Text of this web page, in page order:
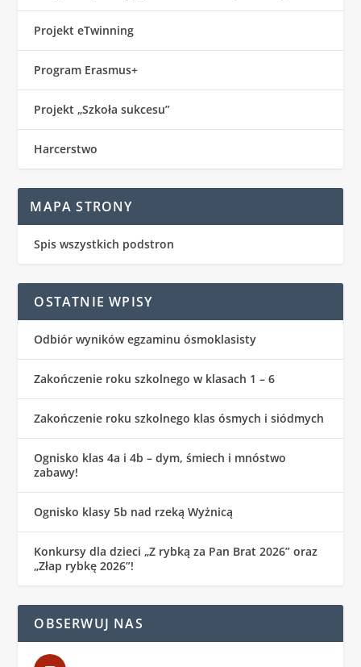
Projekt eTwinning
Program Erasmus+
Projekt „Szkoła sukcesu”
Harcerstwo
MAPA STRONY
Spis wszystkich podstron
OSTATNIE WPISY
Odbiór wyników egzaminu ósmoklasisty
Zakończenie roku szkolnego w klasach 1 – 6
Zakończenie roku szkolnego klas ósmych i siódmych
Ognisko klas 4a i 4b – dym, śmiech i mnóstwo
zabawy!
Ognisko klasy 5b nad rzeką Wyżnicą
Konkursy dla dzieci „Z rybką za Pan Brat 2026” oraz
„Złap rybkę 2026”!
OBSERWUJ NAS